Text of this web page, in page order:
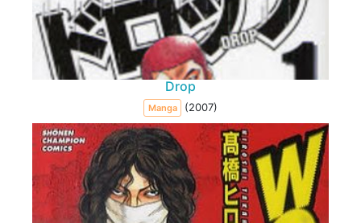
Drop
Manga (2007)